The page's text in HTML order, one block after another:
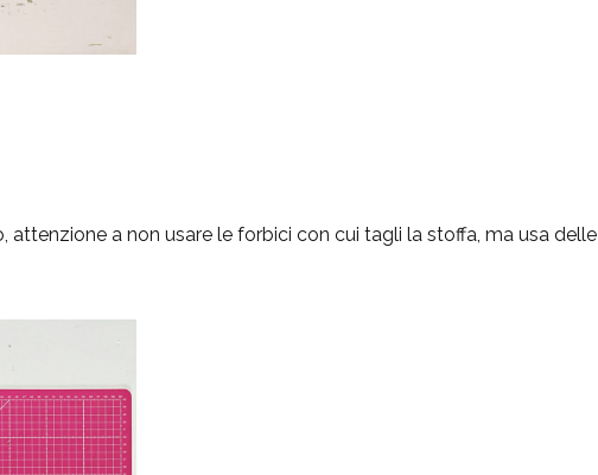
attenzione a non usare le forbici con cui tagli la stoffa, ma usa delle